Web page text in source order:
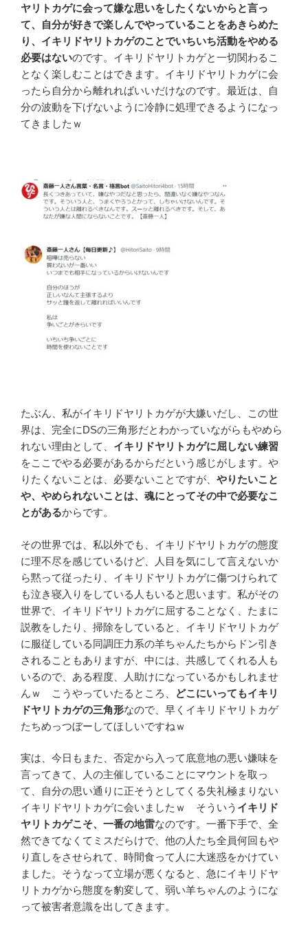
ヤリトカゲに会って嫌な思いをしたくないからと言っ
て、自分が好きで楽しんでやっていることをあきらめた
り、イキリドヤリトカゲのことでいちいち活動をやめる
必要はないのです。イキリドヤリトカゲと一切関わるこ
となく楽しむことはできます。イキリドヤリトカゲに会
ったら自分から離れればいいだけなのです。最近は、自
分の波動を下げないように冷静に処理できるようになっ
てきましたｗ
たぶん、私がイキリドヤリトカゲが大嫌いだし、この世
界は、完全にDSの三角形だとわかっていながらもやめら
れない理由として、 イキリドヤリトカゲに屈しない練習
をここでやる必要があるからだという感じがします。や
りたくないことは、必要ないことですが、 やりたいこと
や、やめられないことは、魂にとってその中で必要なこ
とがあるからです。
その世界では、私以外でも、イキリドヤリトカゲの態度
に理不尽を感じているけど、人目を気にして言えないか
ら黙って従ったり、イキリドヤリトカゲに傷つけられて
も泣き寝入りをしている人もいると思います。私がその
世界で、イキリドヤリトカゲに屈することなく、たまに
説教をしたり、掃除をしていると、イキリドヤリトカゲ
に服従している同調圧力系の羊ちゃんたちからドン引き
されることもありますが、中には、共感してくれる人も
いるので、ある程度、人助けになっているかもしれませ
んｗ こうやっていたるところ、
どこにいってもイキリ
ドヤリトカゲの三角形なので、早くイキリドヤリトカゲ
たちめっつぼーしてほしいですねｗ
実は、今日もまた、否定から入って底意地の悪い嫌味を
言ってきて、人の主催していることにマウントを取っ
て、自分の思い通りに正そうとしてくる失礼極まりない
イキリドヤリトカゲに会いましたｗ そういう イキリド
ヤリトカゲこそ、一番の地雷なのです。一番下手で、全
然できてなくてミスだらけで、他の人たち全員何回もや
り直しをさせられて、時間食って人に大迷惑をかけてい
ました。そうなって立場が悪くなると、急にイキリドヤ
リトカゲから態度を豹変して、弱い羊ちゃんのようにな
って被害者意識を出してきます。